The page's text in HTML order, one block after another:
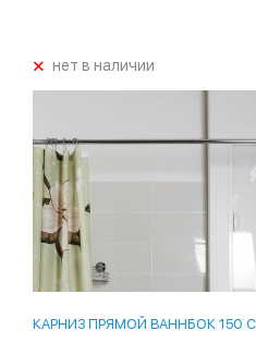
+нет в наличии
КАРНИЗ ПРЯМОЙ ВАННБОК 150